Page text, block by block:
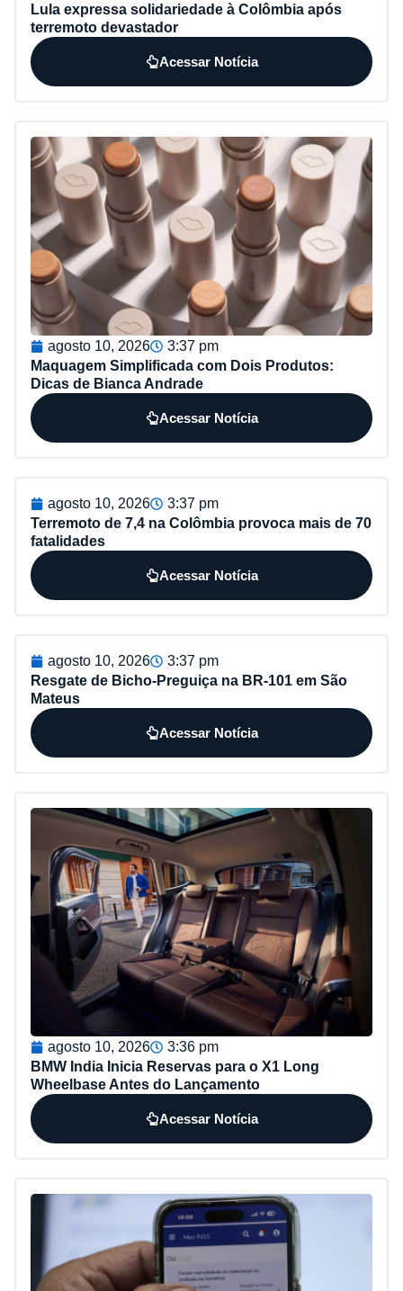
Lula expressa solidariedade à Colômbia após
terremoto devastador
Acessar Notícia
agosto 10, 2026
3:37 pm
Maquagem Simplificada com Dois Produtos:
Dicas de Bianca Andrade
Acessar Notícia
agosto 10, 2026
3:37 pm
Terremoto de 7,4 na Colômbia provoca mais de 70
fatalidades
Acessar Notícia
agosto 10, 2026
3:37 pm
Resgate de Bicho-Preguiça na BR-101 em São
Mateus
Acessar Notícia
agosto 10, 2026
3:36 pm
BMW India Inicia Reservas para o X1 Long
Wheelbase Antes do Lançamento
Acessar Notícia